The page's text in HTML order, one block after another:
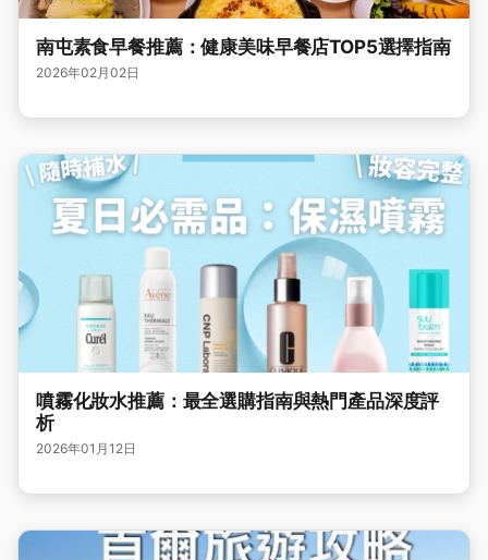
南屯素食早餐推薦：健康美味早餐店TOP5選擇指南
2026年02月02日
噴霧化妝水推薦：最全選購指南與熱門產品深度評
析
2026年01月12日